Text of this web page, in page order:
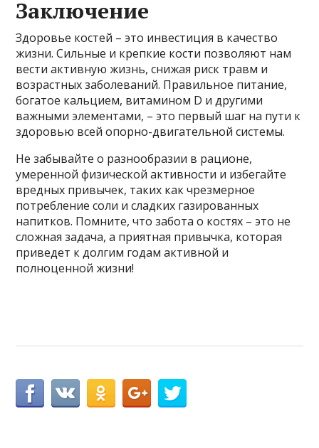
Заключение
Здоровье костей – это инвестиция в качество
жизни. Сильные и крепкие кости позволяют нам
вести активную жизнь, снижая риск травм и
возрастных заболеваний. Правильное питание,
богатое кальцием, витамином D и другими
важными элементами, – это первый шаг на пути к
здоровью всей опорно-двигательной системы.
Не забывайте о разнообразии в рационе,
умеренной физической активности и избегайте
вредных привычек, таких как чрезмерное
потребление соли и сладких газированных
напитков. Помните, что забота о костях – это не
сложная задача, а приятная привычка, которая
приведет к долгим годам активной и
полноценной жизни!